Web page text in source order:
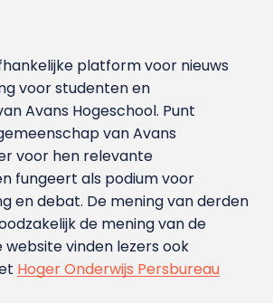
platform voor nieuws
voor studenten en
Avans Hoge­school. Punt
van Avans
voor hen relevante
fungeert als podium voor
en debat. De mening van derden
de mening van de
website vinden lezers ook
Hoger Onderwijs Persbureau